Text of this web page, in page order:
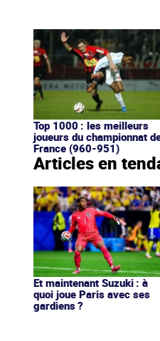
Top 1000 : les meilleurs
joueurs du championnat
France (960-951)
Articles en
Et maintenant Suzuki : à
quoi joue Paris avec ses
gardiens ?